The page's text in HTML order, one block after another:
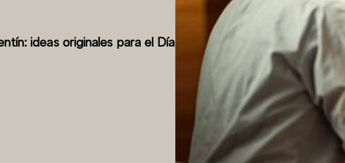
ideas originales para el Día